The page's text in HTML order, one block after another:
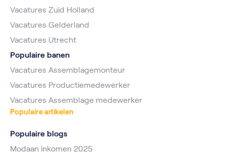
Vacatures Zuid Holland
Vacatures Gelderland
Vacatures Utrecht
Populaire banen
Vacatures Assemblagemonteur
Vacatures Productiemedewerker
Vacatures Assemblage medewerker
Populaire artikelen
Populaire blogs
Modaan inkomen 2025